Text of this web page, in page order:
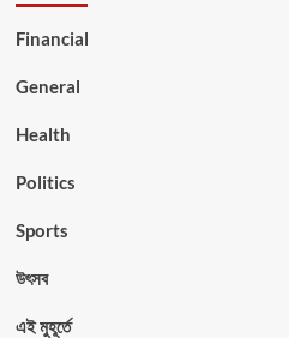
Financial
General
Health
Politics
Sports
উৎসব
এই মুহূর্তে